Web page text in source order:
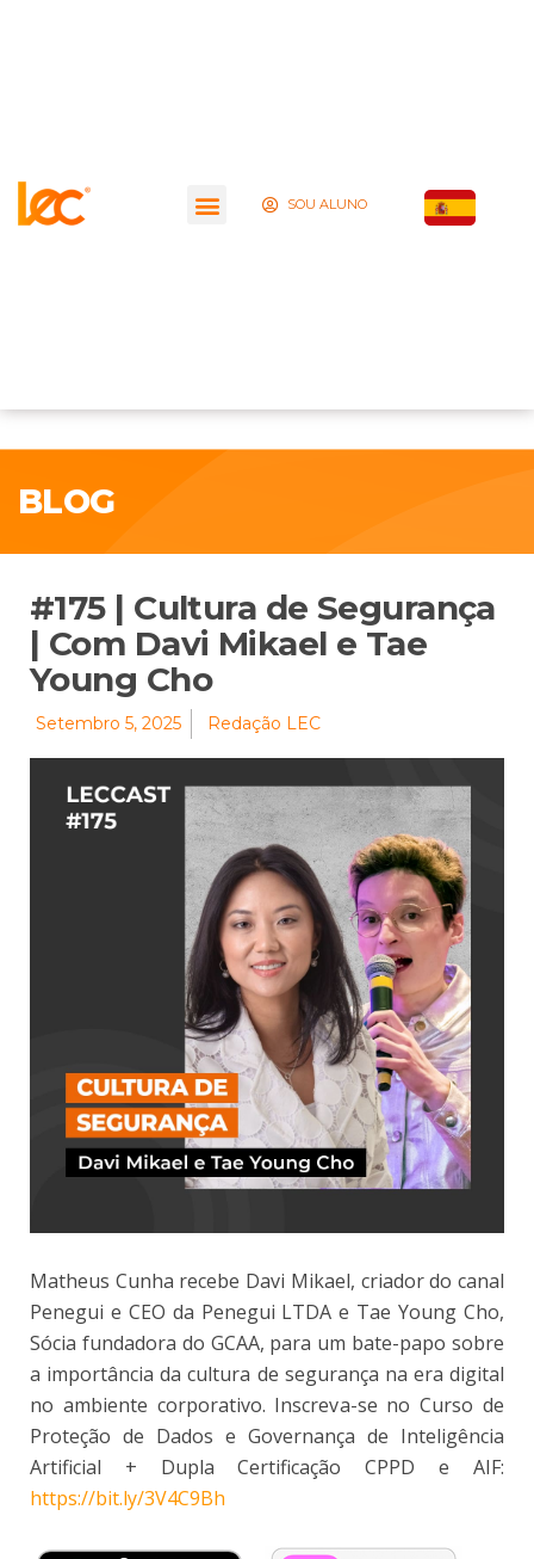
SOU ALUNO
BLOG
#175 | Cultura de Segurança
| Com Davi Mikael e Tae
Young Cho
Setembro 5, 2025 Redação LEC
Matheus Cunha recebe Davi Mikael, criador do canal
Penegui e CEO da Penegui LTDA e Tae Young Cho,
Sócia fundadora do GCAA, para um bate-papo sobre
a importância da cultura de segurança na era digital
no ambiente corporativo. Inscreva-se no Curso de
Proteção de Dados e Governança de Inteligência
Artificial + Dupla Certificação CPPD e AIF:
https://bit.ly/3V4C9Bh